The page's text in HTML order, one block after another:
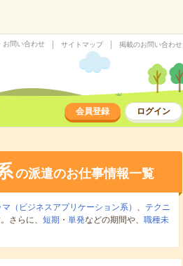
お問い合わせ サイトマップ 掲載のお問い合わせ
会員登録 ログイン
の派遣のお仕事情報一覧
（ビジネスアプリケーション系） 、
テクニ
さらに、 短期 ・ 単発などの期間や、 職種未